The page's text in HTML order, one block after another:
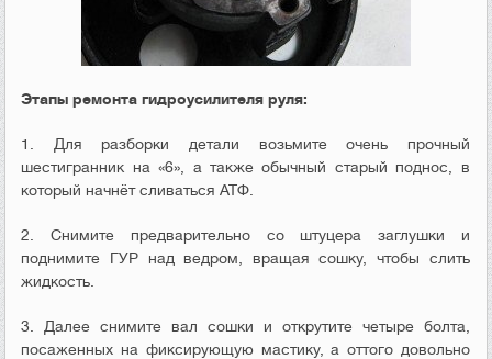
Этапы ремонта гидроусилителя руля:
1. Для разборки детали возьмите очень прочный
шестигранник на «6», а также обычный старый поднос, в
который начнёт сливаться АТФ.
2. Снимите предварительно со штуцера заглушки и
поднимите ГУР над ведром, вращая сошку, чтобы слить
жидкость.
3. Далее снимите вал сошки и открутите четыре болта,
посаженных на фиксирующую мастику, а оттого довольно